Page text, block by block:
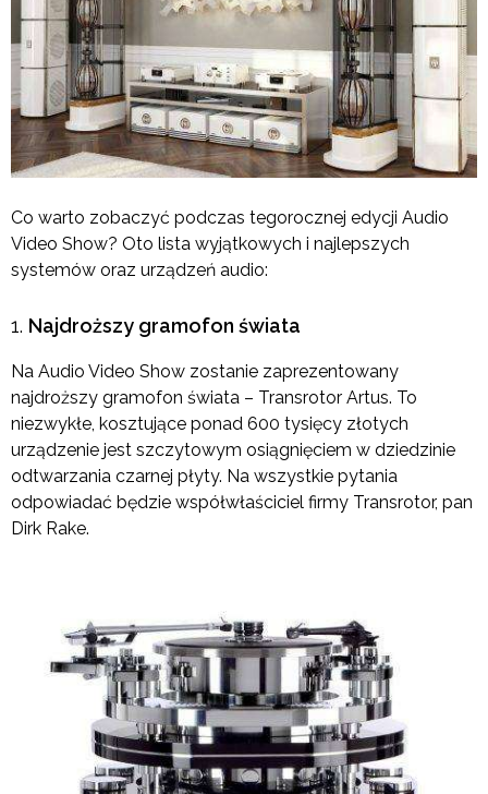
Co warto zobaczyć podczas tegorocznej edycji Audio
Video Show? Oto lista wyjątkowych i najlepszych
systemów oraz urządzeń audio:
Najdroższy gramofon świata
Na Audio Video Show zostanie zaprezentowany
najdroższy gramofon świata – Transrotor Artus. To
niezwykłe, kosztujące ponad 600 tysięcy złotych
urządzenie jest szczytowym osiągnięciem w dziedzinie
odtwarzania czarnej płyty. Na wszystkie pytania
odpowiadać będzie współwłaściciel firmy Transrotor, pan
Dirk Rake.